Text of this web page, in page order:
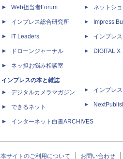
Web担当者Forum
インプレス総合研究所
IT Leaders
ドローンジャーナル
ネッ担お悩み相談室
インプレスの本と雑誌
デジタルカメラマガジン
できるネット
インターネット白書ARCHIVES
ネットシ
Impress
インプレ
DIGITAL X
インプレ
本サイトのご利用について お問い合わせ